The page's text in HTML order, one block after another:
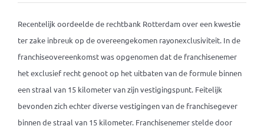
Recentelijk oordeelde de rechtbank Rotterdam over een kwestie
ter zake inbreuk op de overeengekomen rayonexclusiviteit. In de
franchiseovereenkomst was opgenomen dat de franchisenemer
het exclusief recht genoot op het uitbaten van de formule binnen
een straal van 15 kilometer van zijn vestigingspunt. Feitelijk
bevonden zich echter diverse vestigingen van de franchisegever
binnen de straal van 15 kilometer. Franchisenemer stelde door